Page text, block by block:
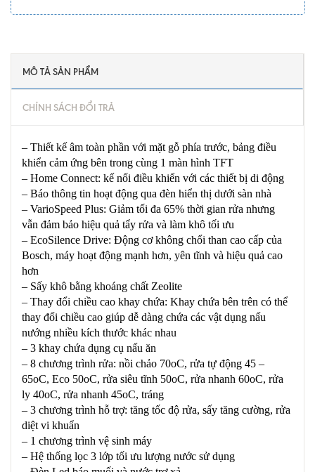
MÔ TẢ SẢN PHẨM
CHÍNH SÁCH ĐỔI TRẢ
– Thiết kế âm toàn phần với mặt gỗ phía trước, bảng điều
khiển cảm ứng bên trong cùng 1 màn hình TFT
– Home Connect: kế nối điều khiển với các thiết bị di động
– Báo thông tin hoạt động qua đèn hiển thị dưới sàn nhà
– VarioSpeed Plus: Giảm tối đa 65% thời gian rửa nhưng
vẫn đảm bảo hiệu quả tẩy rửa và làm khô tối ưu
– EcoSilence Drive: Động cơ không chổi than cao cấp của
Bosch, máy hoạt động mạnh hơn, yên tĩnh và hiệu quả cao
hơn
– Sấy khô bằng khoáng chất Zeolite
– Thay đổi chiều cao khay chứa: Khay chứa bên trên có thể
thay đổi chiều cao giúp dễ dàng chứa các vật dụng nấu
nướng nhiều kích thước khác nhau
– 3 khay chứa dụng cụ nấu ăn
– 8 chương trình rửa: nồi chảo 70oC, rửa tự động 45 –
65oC, Eco 50oC, rửa siêu tĩnh 50oC, rửa nhanh 60oC, rửa
ly 40oC, rửa nhanh 45oC, tráng
– 3 chương trình hỗ trợ: tăng tốc độ rửa, sấy tăng cường, rửa
diệt vi khuẩn
– 1 chương trình vệ sinh máy
– Hệ thống lọc 3 lớp tối ưu lượng nước sử dụng